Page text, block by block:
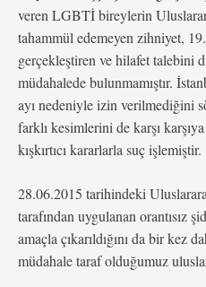
veren LGBTİ bireylerin
tahammül edemeyen zihniyet,
gerçekleştiren ve hilafet talebini
müdahalede bulunmamıştır.
ayı nedeniyle izin verilmediğini
farklı kesimlerini de karşı
kışkırtıcı kararlarla suç işlemiştir.
28.06.2015 tarihindeki
tarafından uygulanan orantısız
amaçla çıkarıldığını da bir kez
müdahale taraf olduğumuz